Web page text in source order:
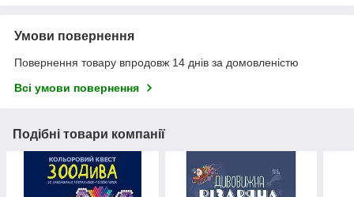
Умови повернення
Повернення товару впродовж 14 днів за домовленістю
Всі умови повернення
Подібні товари компанії